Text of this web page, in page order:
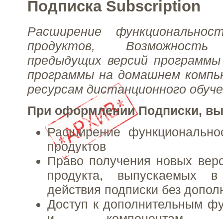
Подписка Subscription
Расширение
продуктов, Возможность
предыдущих версий программы
программы на домашнем
ресурсам дистанционного
При оформлении Подписки, вы
Расширение
продуктов
Право получения новых
продукта, выпускаемых
действия подписки без
Доступ к дополнительным